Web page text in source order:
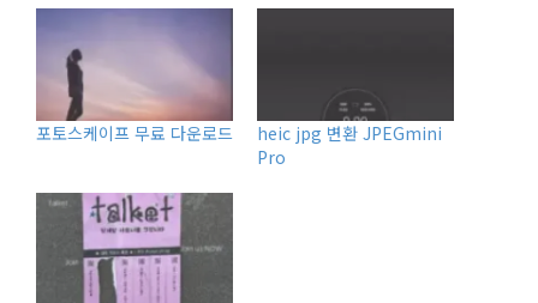
포토스케이프 무료 다운로드
heic jpg 변환 JPEGmini
Pro